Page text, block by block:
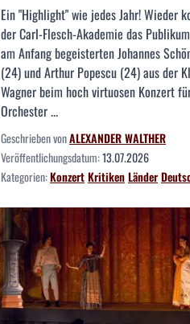
Ein "Highlight" wie jedes Jahr! Wieder
der Carl-Flesch-Akademie das
am Anfang begeisterten Johannes
(24) und Arthur Popescu (24) aus der
Wagner beim hoch virtuosen Konzert
Orchester ...
Geschrieben vonALEXANDER WALTHER
Veröffentlichungsdatum:13.07.2026
Kategorien:KonzertKritikenLänder